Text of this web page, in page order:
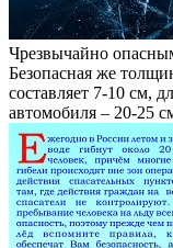
Чрезвычайно
Безопасная же
составляет 7-10 см,
автомобиля – 20-25